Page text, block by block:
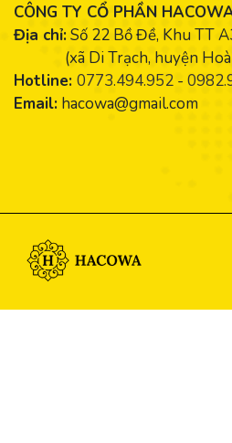
CÔNG TY CỔ PHẦN
Địa chỉ:Số 22 Bồ Đề, Khu TT
(xã Di Trạch, huyện
Hotline: 0773.494.952 -
Email: hacowa@gmail.com